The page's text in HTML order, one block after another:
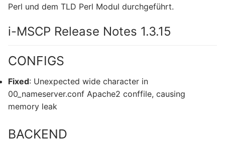
Perl und dem TLD Perl Modul durchgeführt.
i-MSCP Release Notes 1.3.15
CONFIGS
Fixed: Unexpected wide character in
00_nameserver.conf Apache2 conffile, causing
memory leak
BACKEND